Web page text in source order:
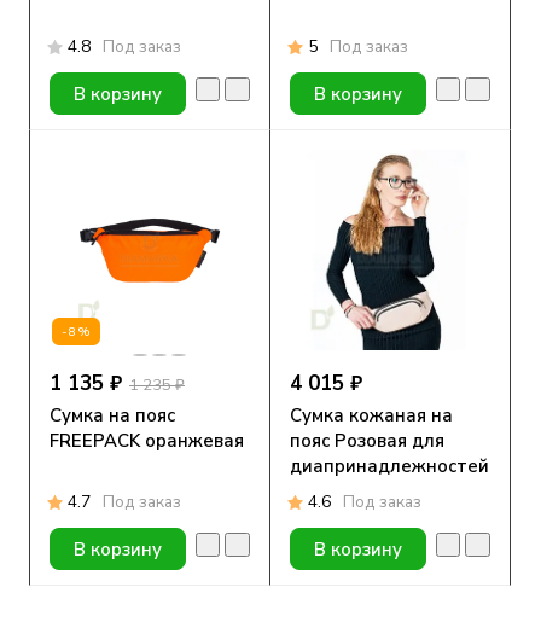
4.8 Под заказ
В корзину
5 Под заказ
В корзину
-8%
1 135 ₽ 1 235 ₽
Сумка на пояс
FREEPACK оранжевая
4.7 Под заказ
В корзину
4 015 ₽
Сумка кожаная на
пояс Розовая для
диапринадлежностей
4.6 Под заказ
В корзину